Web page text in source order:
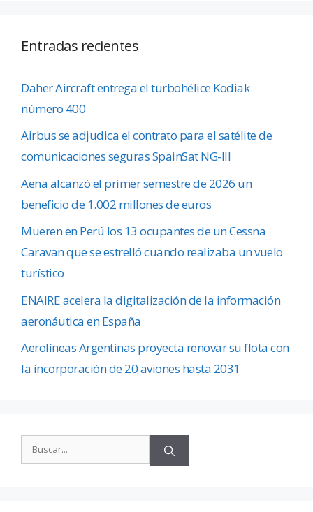
Entradas recientes
Daher Aircraft entrega el turbohélice Kodiak
número 400
Airbus se adjudica el contrato para el satélite de
comunicaciones seguras SpainSat NG-III
Aena alcanzó el primer semestre de 2026 un
beneficio de 1.002 millones de euros
Mueren en Perú los 13 ocupantes de un Cessna
Caravan que se estrelló cuando realizaba un vuelo
turístico
ENAIRE acelera la digitalización de la información
aeronáutica en España
Aerolíneas Argentinas proyecta renovar su flota con
la incorporación de 20 aviones hasta 2031